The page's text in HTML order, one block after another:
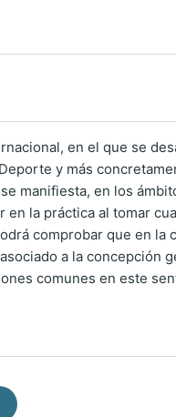
en el que se
y más
manifiesta, en los
la práctica al tomar
comprobar que en la
a la concepción
comunes en este